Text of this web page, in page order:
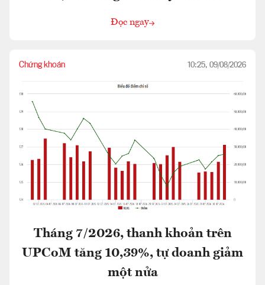
Đọc ngay
Chứng khoán 10:25, 09/08/2026
Tháng 7/2026, thanh khoản trên
UPCoM tăng 10,39%, tự doanh giảm
một nửa